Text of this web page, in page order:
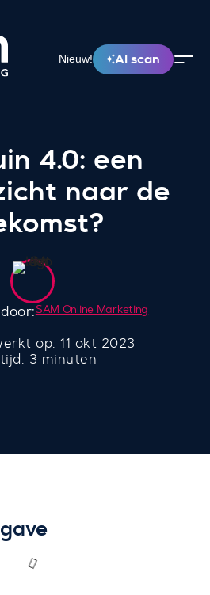
Nieuw! AI scan
4.0: een
naar de
SAM Online Marketing
op: 11 okt 2023
3 minuten